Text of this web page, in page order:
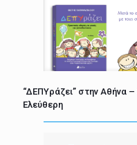
“ΔΕΠΥράζει” στην Αθήνα
Ελεύθερη